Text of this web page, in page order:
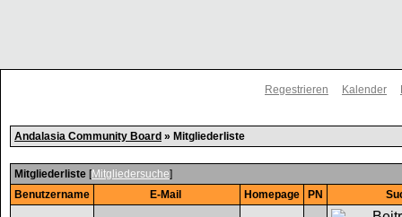
Regestrieren Kalender
Andalasia Community Board » Mitgliederliste
Mitgliederliste [Mitgliedersuche]
Benutzername
E-Mail Homepage PN